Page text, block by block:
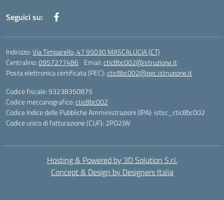
Seguici su:
Indirizzo:Via Timparello, 47 95030 MASCALUCIA (CT)
Centralino:0957277486 Email:ctic8bc002@istruzione.it
Posta elettronica certificata (PEC):ctic8bc002@pec.istruzione.it
Codice fiscale: 93238350875
Codice meccanografico:ctic8bc002
Codice Indice delle Pubbliche Amministrazioni (IPA): istsc_ctic8bc002
Codice unico di fatturazione (CUF): 2PO2JW
Hosting & Powered by 3D Solution S.r.l.
Concept & Design by Designers Italia